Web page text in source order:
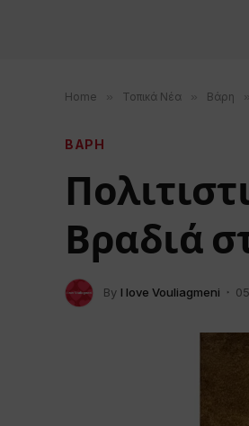
Home » Τοπικά Νέα » Βάρη
ΒΑΡΗ
Βραδιά
By I love Vouliagmeni